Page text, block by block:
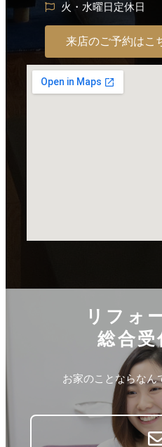
火・水曜日定休日
来店のご予約はこ
リフォ
総合受
お家のことならなん